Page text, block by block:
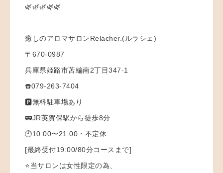
🌿🌿🌿🌿🌿
癒しのアロマサロンRelacher.(ルラシェ)
〒670-0987
兵庫県姫路市苫編南2丁目347-1
☎️079-263-7404
🅿️無料駐車場あり
🚃JR英賀保駅から徒歩8分
🕙10:00〜21:00・不定休
[最終受付19:00/80分コースまで]
⭐️当サロンは女性限定の為、